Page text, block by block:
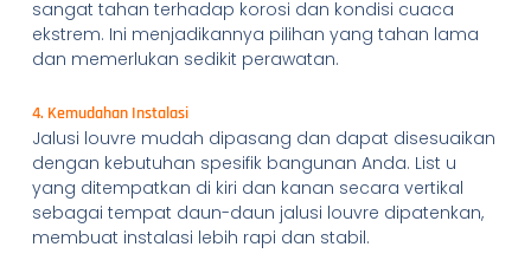
sangat tahan terhadap korosi dan kondisi cuaca
ekstrem. Ini menjadikannya pilihan yang tahan lama
dan memerlukan sedikit perawatan.
4. Kemudahan Instalasi
Jalusi louvre mudah dipasang dan dapat disesuaikan
dengan kebutuhan spesifik bangunan Anda. List u
yang ditempatkan di kiri dan kanan secara vertikal
sebagai tempat daun-daun jalusi louvre dipatenkan,
membuat instalasi lebih rapi dan stabil.